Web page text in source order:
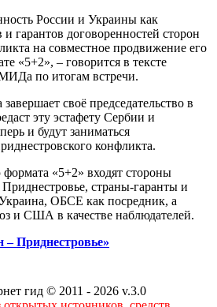
России и Украины как
и гарантов договоренностей сторон
на совместное продвижение его
«5+2», – говорится в тексте
по итогам встречи.
своё председательство в
эту эстафету Сербии и
и будут заниматься
конфликта.
формата «5+2» входят стороны
страны-гаранты и
ОБСЕ как посредник, а
и США в качестве наблюдателей.
Приднестровье»
гид © 2011 - 2026 v.3.0